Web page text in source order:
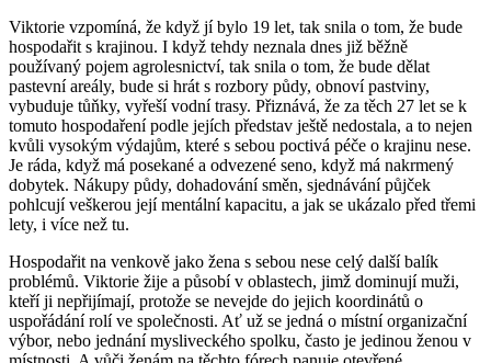
Viktorie vzpomíná, že když jí bylo 19 let, tak snila o tom, že bude
hospodařit s krajinou. I když tehdy neznala dnes již běžně
používaný pojem agrolesnictví, tak snila o tom, že bude dělat
pastevní areály, bude si hrát s rozbory půdy, obnoví pastviny,
vybuduje tůňky, vyřeší vodní trasy. Přiznává, že za těch 27 let se k
tomuto hospodaření podle jejích představ ještě nedostala, a to nejen
kvůli vysokým výdajům, které s sebou poctivá péče o krajinu nese.
Je ráda, když má posekané a odvezené seno, když má nakrmený
dobytek. Nákupy půdy, dohadování směn, sjednávání půjček
pohlcují veškerou její mentální kapacitu, a jak se ukázalo před třemi
lety, i více než tu.
Hospodařit na venkově jako žena s sebou nese celý další balík
problémů. Viktorie žije a působí v oblastech, jimž dominují muži,
kteří ji nepřijímají, protože se nevejde do jejich koordinátů o
uspořádání rolí ve společnosti. Ať už se jedná o místní organizační
výbor, nebo jednání mysliveckého spolku, často je jedinou ženou v